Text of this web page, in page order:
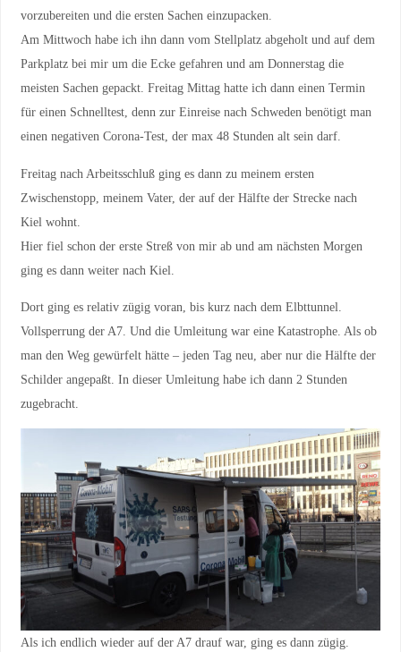
vorzubereiten und die ersten Sachen einzupacken.
Am Mittwoch habe ich ihn dann vom Stellplatz abgeholt und auf dem
Parkplatz bei mir um die Ecke gefahren und am Donnerstag die
meisten Sachen gepackt. Freitag Mittag hatte ich dann einen Termin
für einen Schnelltest, denn zur Einreise nach Schweden benötigt man
einen negativen Corona-Test, der max 48 Stunden alt sein darf.
Freitag nach Arbeitsschluß ging es dann zu meinem ersten
Zwischenstopp, meinem Vater, der auf der Hälfte der Strecke nach
Kiel wohnt.
Hier fiel schon der erste Streß von mir ab und am nächsten Morgen
ging es dann weiter nach Kiel.
Dort ging es relativ zügig voran, bis kurz nach dem Elbttunnel.
Vollsperrung der A7. Und die Umleitung war eine Katastrophe. Als ob
man den Weg gewürfelt hätte – jeden Tag neu, aber nur die Hälfte der
Schilder angepaßt. In dieser Umleitung habe ich dann 2 Stunden
zugebracht.
Als ich endlich wieder auf der A7 drauf war, ging es dann zügig.